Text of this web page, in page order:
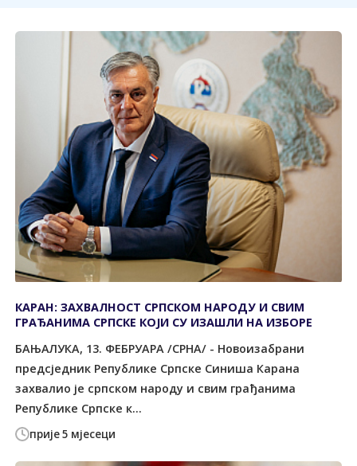
прије 5 мјесеци
КАРАН: ЗАХВАЛНОСТ СРПСКОМ НАРОДУ И СВИМ
ГРАЂАНИМА СРПСКЕ КОЈИ СУ ИЗАШЛИ НА ИЗБОРЕ
БАЊАЛУКА, 13. ФЕБРУАРА /СРНА/ - Новоизабрани
предсједник Републике Српске Синиша Карана
захвалио је српском народу и свим грађанима
Републике Српске к...